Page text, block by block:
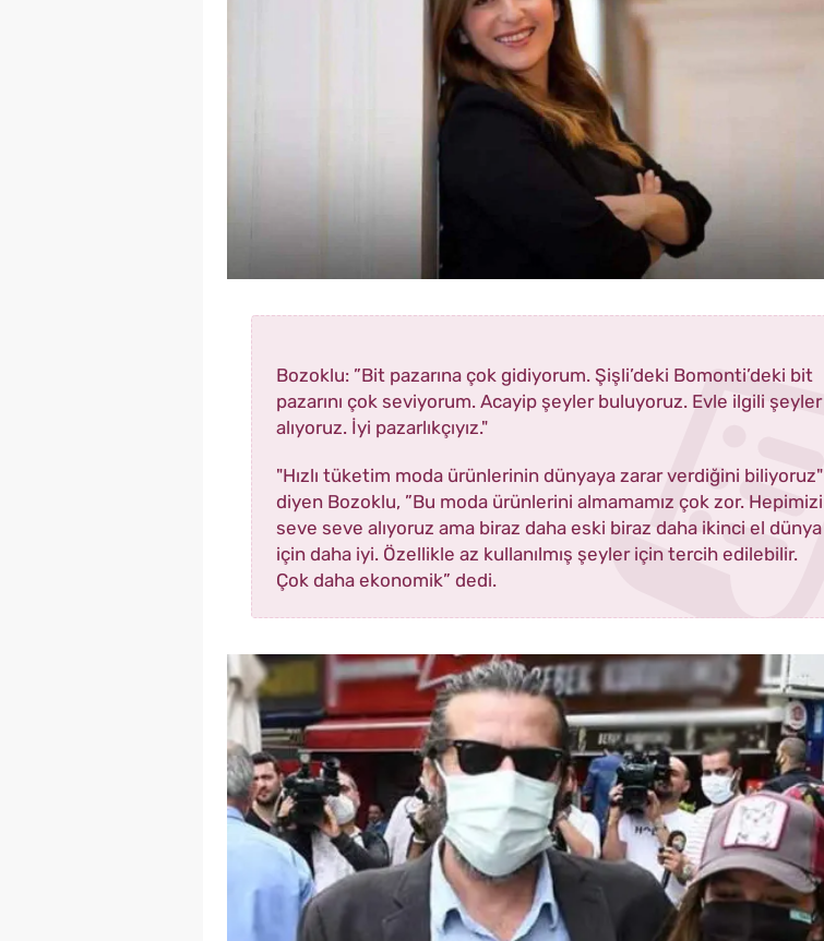
Bozoklu: ”Bit pazarına çok gidiyorum. Şişli’deki Bomonti’deki bit
pazarını çok seviyorum. Acayip şeyler buluyoruz. Evle ilgili şeyler
alıyoruz. İyi pazarlıkçıyız."
"Hızlı tüketim moda ürünlerinin dünyaya zarar verdiğini biliyoruz"
diyen Bozoklu, ”Bu moda ürünlerini almamamız çok zor. Hepimizi
seve seve alıyoruz ama biraz daha eski biraz daha ikinci el dünya
için daha iyi. Özellikle az kullanılmış şeyler için tercih edilebilir.
Çok daha ekonomik” dedi.